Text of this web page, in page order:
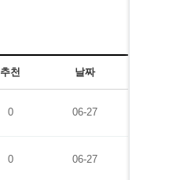
추천 날짜
0 06-27
0 06-27